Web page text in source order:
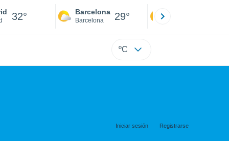
32° Barcelona
Barcelona 29°
ºC
Iniciar sesión Registrarse